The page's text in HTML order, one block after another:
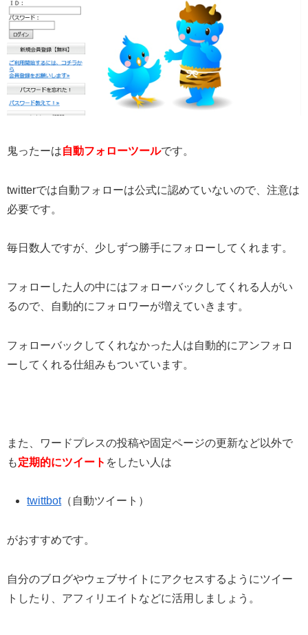
鬼ったーは自動フォローツールです。
twitterでは自動フォローは公式に認めていないので、注意は
必要です。
毎日数人ですが、少しずつ勝手にフォローしてくれます。
フォローした人の中にはフォローバックしてくれる人がい
るので、自動的にフォロワーが増えていきます。
フォローバックしてくれなかった人は自動的にアンフォロ
ーしてくれる仕組みもついています。
また、ワードプレスの投稿や固定ページの更新など以外で
も定期的にツイート をしたい人は
twittbot（自動ツイート）
がおすすめです。
自分のブログやウェブサイトにアクセスするようにツイー
トしたり、アフィリエイトなどに活用しましょう。